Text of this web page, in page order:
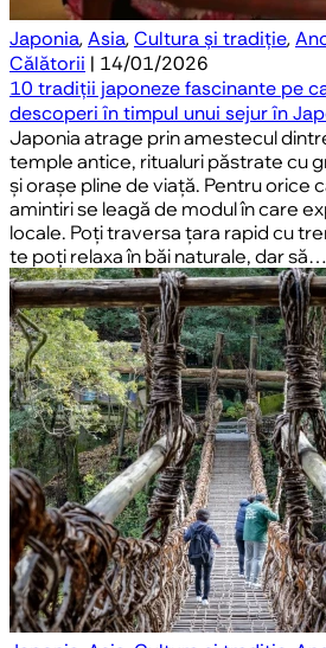
Japonia,Asia,Cultura și tradiție,
Călătorii | 14/01/2026
10 tradiții japoneze fascinante pe
descoperi în timpul unui sejur în
Japonia atrage prin amestecul
temple antice, ritualuri păstrate cu
și orașe pline de viață. Pentru orice
amintiri se leagă de modul în care
locale. Poți traversa țara rapid cu
te poți relaxa în băi naturale, dar să…